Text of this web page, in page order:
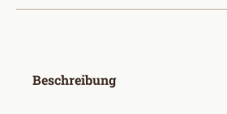
Beschreibung